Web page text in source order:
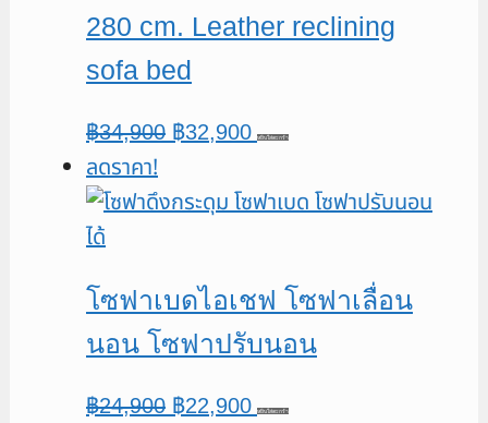
280 cm. Leather reclining
sofa bed
฿34,900 Original
was:
฿32,900Current
is:
หยิบใส่ตะกร้า
ลดราคา!
โซฟาเบดไอเชฟ โซฟาเลื่อน
นอน โซฟาปรับนอน
฿24,900 Original
฿22,900Current
หยิบใส่ตะกร้า